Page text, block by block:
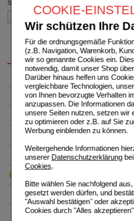
COOKIE-
Wir schützen Ihre
Für die ordnungsgemäße
(z.B. Navigation, Warenkorb,
wir so genannte Cookies ein.
notwendig, damit unser Shop
Darüber hinaus helfen uns
vergleichbare Technologien,
von Ihnen bevorzugte Verhalten
anzupassen. Die Informationen
unsere Seiten nutzen, setzen wir
zu optimieren oder z.B. auf Sie
Werbung einblenden zu können.
Weitergehende Informationen
unserer Datenschutzerklärungbei
Cookies.
Bitte wählen Sie nachfolgend
gesetzt werden dürfen, und
"Auswahl bestätigen" oder
Cookies durch "Alles
Sortieren nach